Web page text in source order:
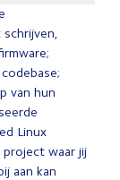
van hun
Linux
waar jij
aan kan